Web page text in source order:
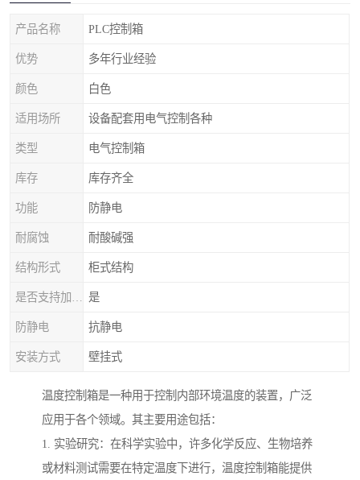
产品名称 PLC控制箱
优势 多年行业经验
颜色 白色
适用场所 设备配套用电气控制各种
类型 电气控制箱
库存 库存齐全
功能 防静电
耐腐蚀 耐酸碱强
结构形式 柜式结构
是
防静电 抗静电
安装方式 壁挂式
温度控制箱是一种用于控制内部环境温度的装置，广泛
应用于各个领域。其主要用途包括：
1. 实验研究：在科学实验中，许多化学反应、生物培养
或材料测试需要在特定温度下进行，温度控制箱能提供